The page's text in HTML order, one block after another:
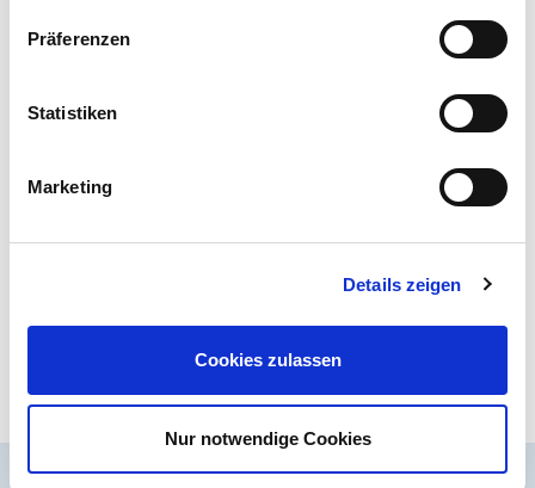
Präferenzen
Statistiken
Marketing
Details zeigen
Cookies zulassen
Nur notwendige Cookies
WPP – PP Bags
ZERTIFIKATE